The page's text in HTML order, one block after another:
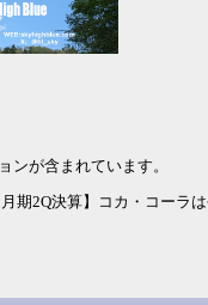
ンが含まれています。
期1Q決算】JX金属は増収
月期2Q決算】資生堂は増収
期1Q決算】武田薬品工業
期1Q決算】野村HDは増
月期2Q決算】コカ・コー